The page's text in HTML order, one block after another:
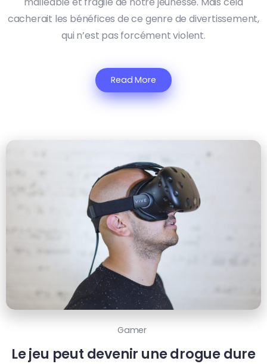
cacherait les bénéfices de ce genre de divertissement,
qui n’est pas forcément violent.
Read More
Gamer
Le jeu peut devenir une drogue dure